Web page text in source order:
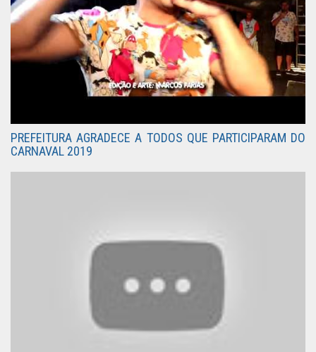
PREFEITURA AGRADECE A TODOS QUE PARTICIPARAM DO
CARNAVAL 2019